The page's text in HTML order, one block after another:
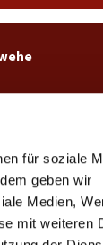
für soziale
geben wir
Medien,
mit weiteren